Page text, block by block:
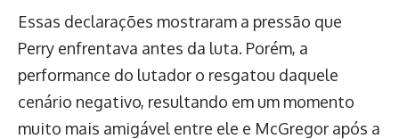
Essas declarações mostraram a pressão que
Perry enfrentava antes da luta. Porém, a
performance do lutador o resgatou daquele
cenário negativo, resultando em um momento
muito mais amigável entre ele e McGregor após a